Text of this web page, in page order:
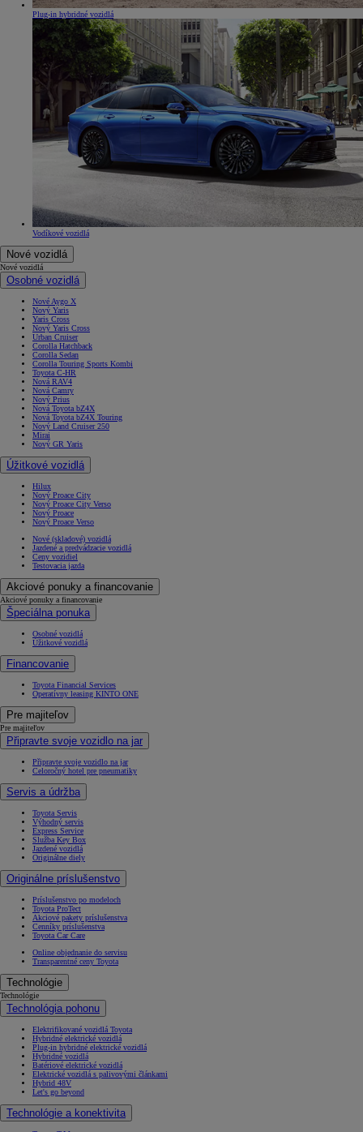
Plug-in hybridné vozidlá
Vodíkové vozidlá
Nové vozidlá
Nové vozidlá
Osobné vozidlá
Nové Aygo X
Nový Yaris
Yaris Cross
Nový Yaris Cross
Urban Cruiser
Corolla Hatchback
Corolla Sedan
Corolla Touring Sports Kombi
Toyota C-HR
Nová RAV4
Nová Camry
Nový Prius
Nová Toyota bZ4X
Nová Toyota bZ4X Touring
Nový Land Cruiser 250
Mirai
Nový GR Yaris
Úžitkové vozidlá
Hilux
Nový Proace City
Nový Proace City Verso
Nový Proace
Nový Proace Verso
Nové (skladové) vozidlá
Jazdené a predvádzacie vozidlá
Ceny vozidiel
Testovacia jazda
Akciové ponuky a financovanie
Akciové ponuky a financovanie
Špeciálna ponuka
Osobné vozidlá
Úžitkové vozidlá
Financovanie
Toyota Financial Services
Operatívny leasing KINTO ONE
Pre majiteľov
Pre majiteľov
Připravte svoje vozidlo na jar
Připravte svoje vozidlo na jar
Celoročný hotel pre pneumatiky
Servis a údržba
Toyota Servis
Výhodný servis
Express Service
Služba Key Box
Jazdené vozidlá
Originálne diely
Originálne príslušenstvo
Príslušenstvo po modeloch
Toyota ProTect
Akciové pakety príslušenstva
Cenníky príslušenstva
Toyota Car Care
Online objednanie do servisu
Transparentné ceny Toyota
Technológie
Technológie
Technológia pohonu
Elektrifikované vozidlá Toyota
Hybridné elektrické vozidlá
Plug-in hybridné elektrické vozidlá
Hybridné vozidlá
Batériové elektrické vozidlá
Elektrické vozidlá s palivovými článkami
Hybrid 48V
Let's go beyond
Technológie a konektivita